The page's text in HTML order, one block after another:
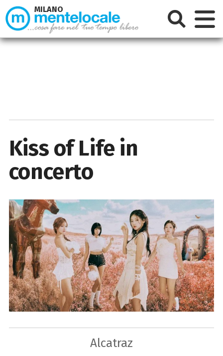
Kiss of Life in
concerto
Alcatraz
MILANO